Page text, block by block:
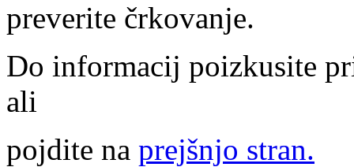
preverite črkovanje.
Do informacij poizkusite
ali
pojdite na prejšnjo stran.